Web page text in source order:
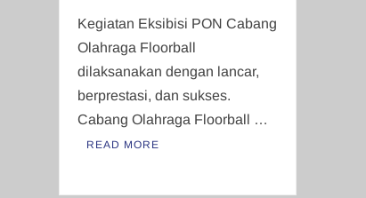
Kegiatan Eksibisi PON Cabang
Olahraga Floorball
dilaksanakan dengan lancar,
berprestasi, dan sukses.
Cabang Olahraga Floorball …
READ MORE